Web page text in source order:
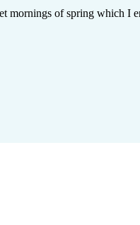
mornings of spring which I